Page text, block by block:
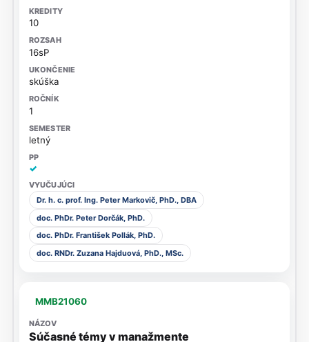
10
16sP
skúška
1
letný
✓
Dr. h. c. prof. Ing. Peter Markovič, PhD., DBA
doc. PhDr. Peter Dorčák, PhD.
doc. PhDr. František Pollák, PhD.
doc. RNDr. Zuzana Hajduová, PhD., MSc.
MMB21060
Súčasné témy v manažmente